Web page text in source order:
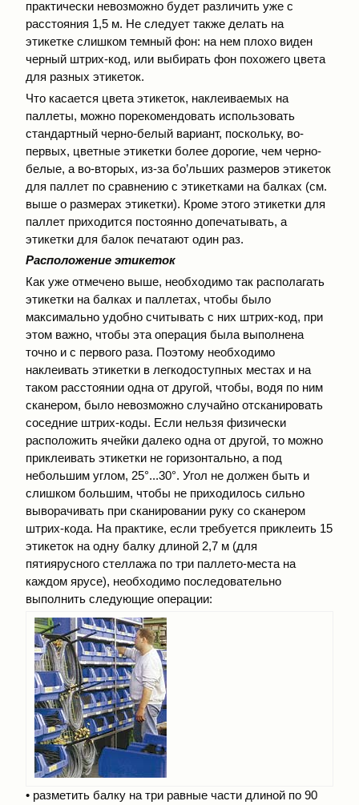
практически невозможно будет различить уже с
расстояния 1,5 м. Не следует также делать на
этикетке слишком темный фон: на нем плохо виден
черный штрих-код, или выбирать фон похожего цвета
для разных этикеток.
Что касается цвета этикеток, наклеиваемых на
паллеты, можно порекомендовать использовать
стандартный черно-белый вариант, поскольку, во-
первых, цветные этикетки более дорогие, чем черно-
белые, а во-вторых, из-за бо’льших размеров этикеток
для паллет по сравнению с этикетками на балках (см.
выше о размерах этикетки). Кроме этого этикетки для
паллет приходится постоянно допечатывать, а
этикетки для балок печатают один раз.
Расположение этикеток
Как уже отмечено выше, необходимо так располагать
этикетки на балках и паллетах, чтобы было
максимально удобно считывать с них штрих-код, при
этом важно, чтобы эта операция была выполнена
точно и с первого раза. Поэтому необходимо
наклеивать этикетки в легкодоступных местах и на
таком расстоянии одна от другой, чтобы, водя по ним
сканером, было невозможно случайно отсканировать
соседние штрих-коды. Если нельзя физически
расположить ячейки далеко одна от другой, то можно
приклеивать этикетки не горизонтально, а под
небольшим углом, 25°...30°. Угол не должен быть и
слишком большим, чтобы не приходилось сильно
выворачивать при сканировании руку со сканером
штрих-кода. На практике, если требуется приклеить 15
этикеток на одну балку длиной 2,7 м (для
пятиярусного стеллажа по три паллето-места на
каждом ярусе), необходимо последовательно
выполнить следующие операции:
• разметить балку на три равные части длиной по 90